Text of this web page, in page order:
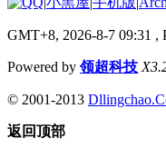
GMT+8, 2026-8-7 09:31 ,
Powered by 领超科技
© 2001-2013
返回顶部